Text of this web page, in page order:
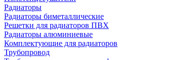
Радиаторы
Радиаторы биметаллические
Решетки для радиаторов ПВХ
Радиаторы алюминиевые
Комплектующие для радиаторов
Трубопровод